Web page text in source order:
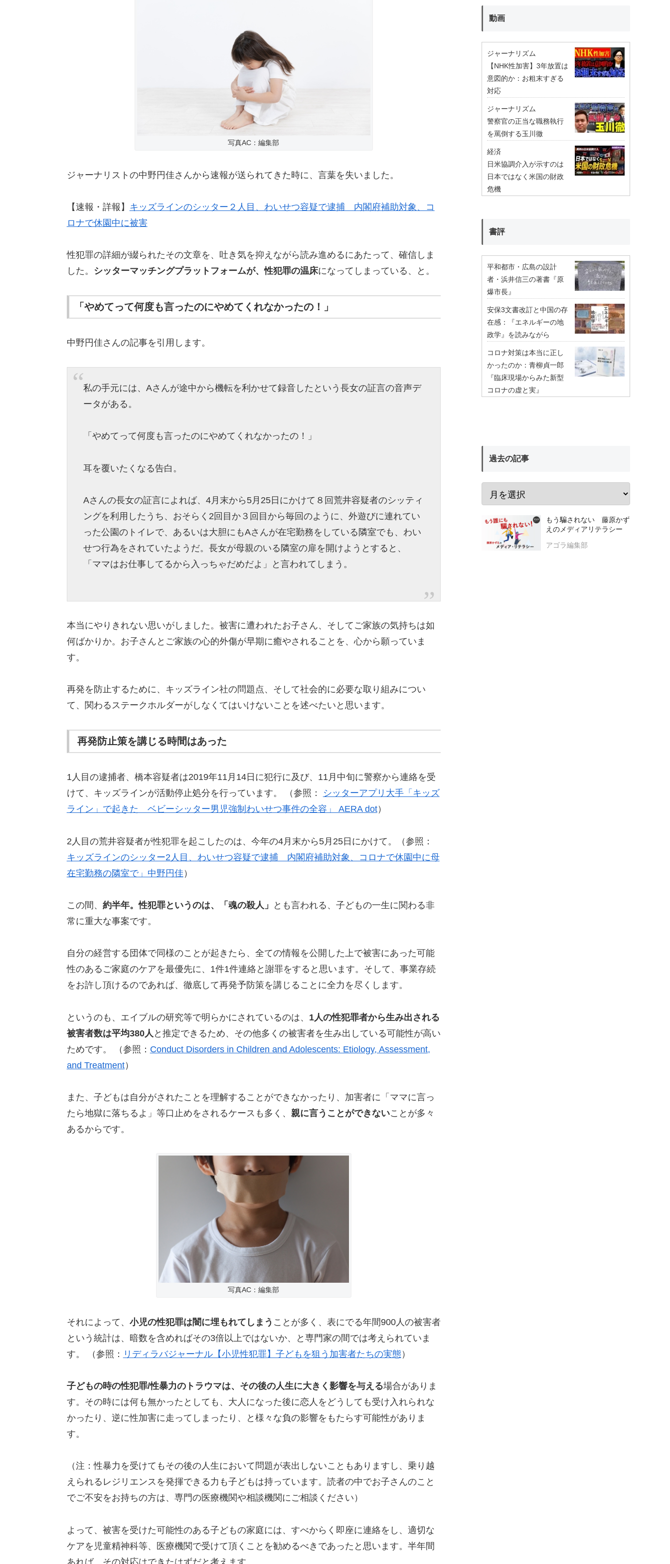
写真AC：編集部
ジャーナリストの中野円佳さんから速報が送られてきた時に、言葉を失いました。
【速報・詳報】 キッズラインのシッター２人目、わいせつ容疑で逮捕 内閣府補助対象、コ
ロナで休園中に被害
性犯罪の詳細が綴られたその文章を、吐き気を抑えながら読み進めるにあたって、確信しま
した。
シッターマッチングプラットフォームが、性犯罪の温床になってしまっている、と。
「やめてって何度も言ったのにやめてくれなかったの！」
中野円佳さんの記事を引用します。
私の手元には、Aさんが途中から機転を利かせて録音したという長女の証言の音声デ
ータがある。
「やめてって何度も言ったのにやめてくれなかったの！」
耳を覆いたくなる告白。
Aさんの長女の証言によれば、4月末から5月25日にかけて８回荒井容疑者のシッティ
ングを利用したうち、おそらく2回目か３回目から毎回のように、外遊びに連れてい
った公園のトイレで、あるいは大胆にもAさんが在宅勤務をしている隣室でも、わい
せつ行為をされていたようだ。長女が母親のいる隣室の扉を開けようとすると、
「ママはお仕事してるから入っちゃだめだよ」と言われてしまう。
本当にやりきれない思いがしました。被害に遭われたお子さん、そしてご家族の気持ちは如
何ばかりか。お子さんとご家族の心的外傷が早期に癒やされることを、心から願っていま
す。
再発を防止するために、キッズライン社の問題点、そして社会的に必要な取り組みについ
て、関わるステークホルダーがしなくてはいけないことを述べたいと思います。
再発防止策を講じる時間はあった
1人目の逮捕者、橋本容疑者は2019年11月14日に犯行に及び、11月中旬に警察から連絡を受
けて、キッズラインが活動停止処分を行っています。 （参照：
シッターアプリ大手「キッズ
ライン」で起きた ベビーシッター男児強制わいせつ事件の全容」 AERA dot）
2人目の荒井容疑者が性犯罪を起こしたのは、今年の4月末から5月25日にかけて。（参照：
キッズラインのシッター2人目、わいせつ容疑で逮捕 内閣府補助対象、コロナで休園中に母
在宅勤務の隣室で」中野円佳 ）
この間、 約半年。性犯罪というのは、「魂の殺人」
とも言われる、子どもの一生に関わる非
常に重大な事案です。
自分の経営する団体で同様のことが起きたら、全ての情報を公開した上で被害にあった可能
性のあるご家庭のケアを最優先に、1件1件連絡と謝罪をすると思います。そして、事業存続
をお許し頂けるのであれば、徹底して再発予防策を講じることに全力を尽くします。
というのも、エイブルの研究等で明らかにされているのは、 1人の性犯罪者から生み出される
被害者数は平均380人 と推定できるため、その他多くの被害者を生み出している可能性が高い
ためです。 （参照： Conduct Disorders in Children and Adolescents: Etiology, Assessment,
and Treatment）
また、子どもは自分がされたことを理解することができなかったり、加害者に「ママに言っ
たら地獄に落ちるよ」等口止めをされるケースも多く、 親に言うことができないことが多々
あるからです。
写真AC：編集部
それによって、 小児の性犯罪は闇に埋もれてしまう ことが多く、表にでる年間900人の被害者
という統計は、暗数を含めればその3倍以上ではないか、と専門家の間では考えられていま
す。 （参照： リディラバジャーナル【小児性犯罪】子どもを狙う加害者たちの実態）
子どもの時の性犯罪/性暴力のトラウマは、その後の人生に大きく影響を与える場合がありま
す。その時には何も無かったとしても、大人になった後に恋人をどうしても受け入れられな
かったり、逆に性加害に走ってしまったり、と様々な負の影響をもたらす可能性がありま
す。
（注：性暴力を受けてもその後の人生において問題が表出しないこともありますし、乗り越
えられるレジリエンスを発揮できる力も子どもは持っています。読者の中でお子さんのこと
でご不安をお持ちの方は、専門の医療機関や相談機関にご相談ください）
よって、被害を受けた可能性のある子どもの家庭には、すべからく即座に連絡をし、適切な
ケアを児童精神科等、医療機関で受けて頂くことを勧めるべきであったと思います。半年間
あれば、その対応はできたはずだと考えます。
動画
ジャーナリズム
【NHK性加害】3年放置は
意図的か：お粗末すぎる
対応
ジャーナリズム
警察官の正当な職務執行
を罵倒する玉川徹
経済
日米協調介入が示すのは
日本ではなく米国の財政
危機
書評
平和都市・広島の設計
者・浜井信三の著書『原
爆市長』
安保3文書改訂と中国の存
在感：『エネルギーの地
政学』を読みながら
コロナ対策は本当に正し
かったのか：青柳貞一郎
『臨床現場からみた新型
コロナの虚と実』
過去の記事
もう騙されない 藤原かず
えのメディアリテラシー
アゴラ編集部